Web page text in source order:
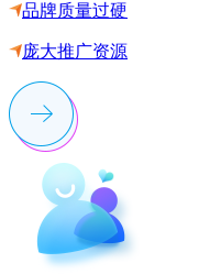
品牌质量过硬
庞大推广资源